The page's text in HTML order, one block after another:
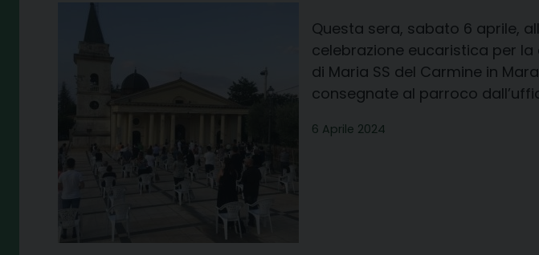
Questa sera, sabato 6 aprile,
celebrazione eucaristica per
di Maria SS del Carmine in
consegnate al parroco
6 Aprile 2024